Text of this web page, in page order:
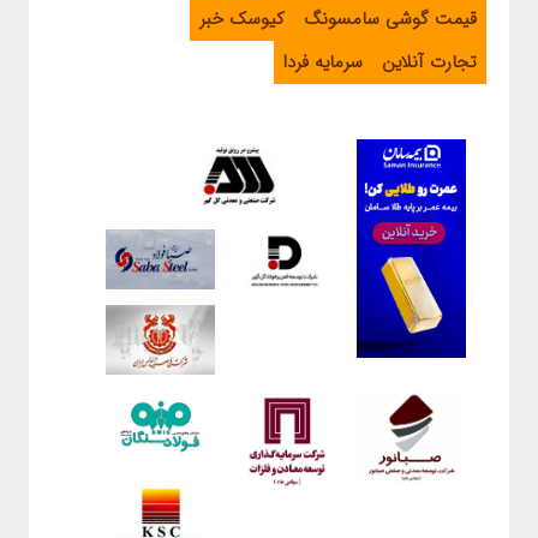
قیمت گوشی سامسونگ
کیوسک خبر
تجارت آنلاین
سرمایه فردا